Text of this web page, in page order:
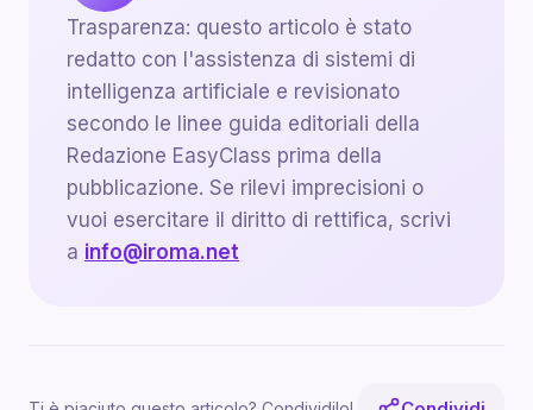
Trasparenza: questo articolo è stato
redatto con l'assistenza di sistemi di
intelligenza artificiale e revisionato
secondo le linee guida editoriali della
Redazione EasyClass prima della
pubblicazione. Se rilevi imprecisioni o
vuoi esercitare il diritto di rettifica, scrivi
a info@iroma.net